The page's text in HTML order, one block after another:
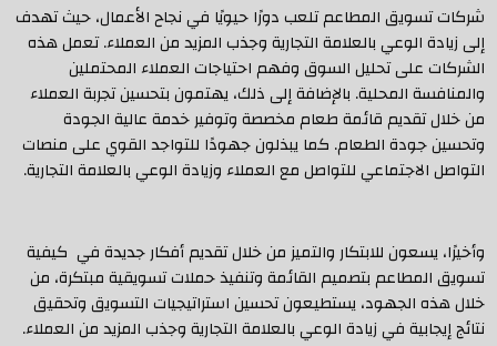
شركات تسويق المطاعم تلعب دورًا حيويًا في نجاح الأعمال، حيث تهدف
إلى زيادة الوعي بالعلامة التجارية وجذب المزيد من العملاء. تعمل هذه
الشركات على تحليل السوق وفهم احتياجات العملاء المحتملين
والمنافسة المحلية. بالإضافة إلى ذلك، يهتمون بتحسين تجربة العملاء
من خلال تقديم قائمة طعام مخصصة وتوفير خدمة عالية الجودة
وتحسين جودة الطعام. كما يبذلون جهودًا للتواجد القوي على منصات
التواصل الاجتماعي للتواصل مع العملاء وزيادة الوعي بالعلامة التجارية.
وأخيرًا، يسعون للابتكار والتميز من خلال تقديم أفكار جديدة في كيفية
تسويق المطاعم بتصميم القائمة وتنفيذ حملات تسويقية مبتكرة، من
خلال هذه الجهود، يستطيعون تحسين استراتيجيات التسويق وتحقيق
نتائج إيجابية في زيادة الوعي بالعلامة التجارية وجذب المزيد من العملاء.